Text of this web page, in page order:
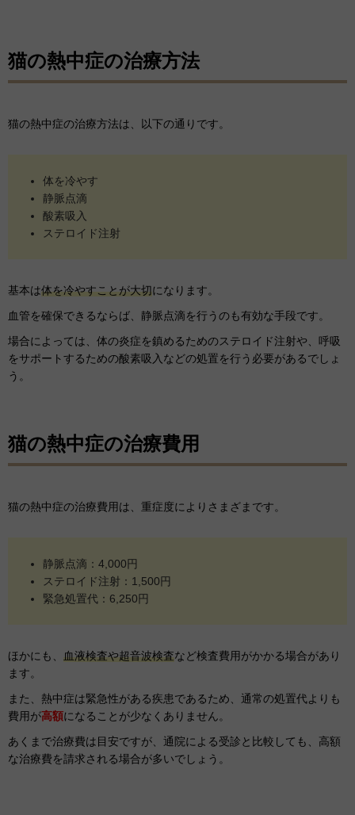
猫の熱中症の治療方法
猫の熱中症の治療方法は、以下の通りです。
体を冷やす
静脈点滴
酸素吸入
ステロイド注射
基本は体を冷やすことが大切になります。
血管を確保できるならば、静脈点滴を行うのも有効な手段です。
場合によっては、体の炎症を鎮めるためのステロイド注射や、呼吸
をサポートするための酸素吸入などの処置を行う必要があるでしょ
う。
猫の熱中症の治療費用
猫の熱中症の治療費用は、重症度によりさまざまです。
静脈点滴：4,000円
ステロイド注射：1,500円
緊急処置代：6,250円
ほかにも、 血液検査や超音波検査など検査費用がかかる場合があり
ます。
また、熱中症は緊急性がある疾患であるため、通常の処置代よりも
費用が高額になることが少なくありません。
あくまで治療費は目安ですが、通院による受診と比較しても、高額
な治療費を請求される場合が多いでしょう。